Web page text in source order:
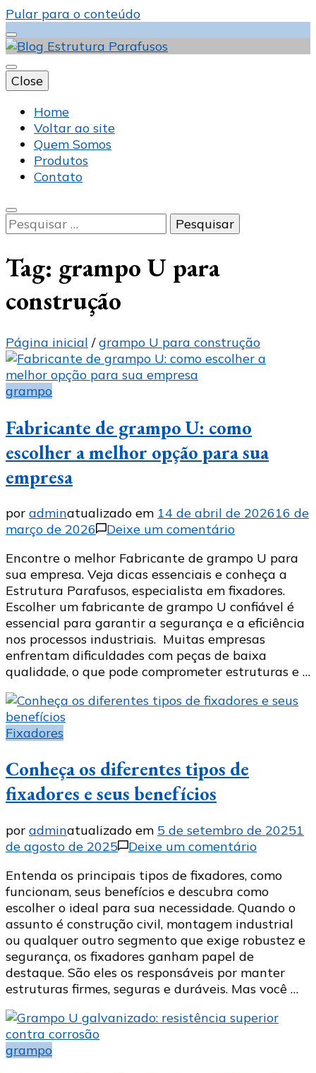
Pular para o conteúdo
Blog Estrutura
Parafusos
Close
Home
Voltar ao site
Quem Somos
Produtos
Contato
Pesquisar
por:
Tag: grampo U para
construção
Página inicial / grampo U para construção
grampo
Fabricante de grampo U: como
escolher a melhor opção para sua
empresa
por adminatualizado em 14 de abril de 202616 de
março de 2026
Deixe um comentárioem
de
grampo
U:
como
escolher
a
melhor
opção
sua
Encontre o melhor Fabricante de grampo U para
sua empresa. Veja dicas essenciais e conheça a
Estrutura Parafusos, especialista em fixadores.
Escolher um fabricante de grampo U confiável é
essencial para garantir a segurança e a eficiência
nos processos industriais. Muitas empresas
enfrentam dificuldades com peças de baixa
qualidade, o que pode comprometer estruturas e …
Fixadores
Conheça os diferentes tipos de
fixadores e seus benefícios
por adminatualizado em 5 de setembro de 20251
de agosto de 2025
Deixe um comentárioem
os
diferentes
tipos
de
fixadores
seus
benefícios
Entenda os principais tipos de fixadores, como
funcionam, seus benefícios e descubra como
escolher o ideal para sua necessidade. Quando o
assunto é construção civil, montagem industrial
ou qualquer outro segmento que exige robustez e
segurança, os fixadores ganham papel de
destaque. São eles os responsáveis por manter
estruturas firmes, seguras e duráveis. Mas você …
grampo